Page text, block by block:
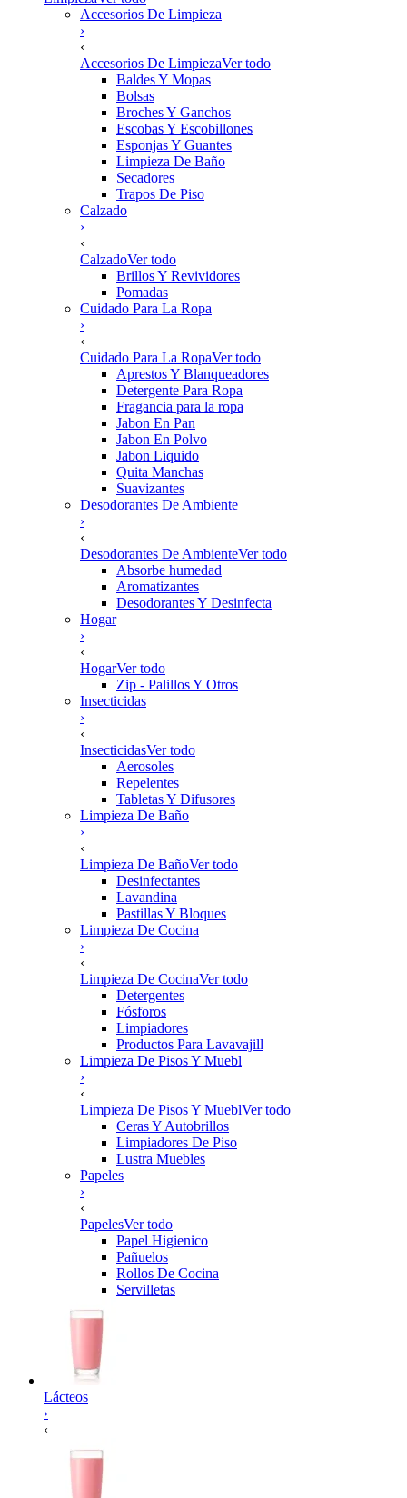
Accesorios De Limpieza
›
‹
Accesorios De LimpiezaVer todo
Baldes Y Mopas
Bolsas
Broches Y Ganchos
Escobas Y Escobillones
Esponjas Y Guantes
Limpieza De Baño
Secadores
Trapos De Piso
Calzado
›
‹
CalzadoVer todo
Brillos Y Revividores
Pomadas
Cuidado Para La Ropa
›
‹
Cuidado Para La RopaVer todo
Aprestos Y Blanqueadores
Detergente Para Ropa
Fragancia para la ropa
Jabon En Pan
Jabon En Polvo
Jabon Liquido
Quita Manchas
Suavizantes
Desodorantes De Ambiente
›
‹
Desodorantes De AmbienteVer todo
Absorbe humedad
Aromatizantes
Desodorantes Y Desinfecta
Hogar
›
‹
HogarVer todo
Zip - Palillos Y Otros
Insecticidas
›
‹
InsecticidasVer todo
Aerosoles
Repelentes
Tabletas Y Difusores
Limpieza De Baño
›
‹
Limpieza De BañoVer todo
Desinfectantes
Lavandina
Pastillas Y Bloques
Limpieza De Cocina
›
‹
Limpieza De CocinaVer todo
Detergentes
Fósforos
Limpiadores
Productos Para Lavavajill
Limpieza De Pisos Y Muebl
›
‹
Limpieza De Pisos Y MueblVer todo
Ceras Y Autobrillos
Limpiadores De Piso
Lustra Muebles
Papeles
›
‹
PapelesVer todo
Papel Higienico
Pañuelos
Rollos De Cocina
Servilletas
Lácteos
›
‹